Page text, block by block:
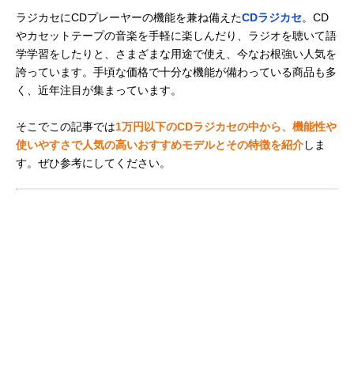
ラジカセにCDプレーヤーの機能を兼ね備えたCDラジカセ。CD
やカセットテープの音楽を手軽に楽しんだり、ラジオを聴いて語
学学習をしたりと、さまざまな用途で使え、今なお根強い人気を
誇っています。手頃な価格で十分な機能が備わっている商品も多
く、近年注目が集まっています。
そこでこの記事では1万円以下のCDラジカセの中から、機能性や
使いやすさで人気の高いおすすめモデルとその特徴を紹介しま
す。ぜひ参考にしてください。